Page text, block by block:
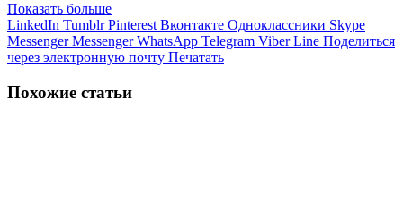
Показать больше
LinkedIn Tumblr Pinterest Вконтакте Одноклассники Skype
Messenger Messenger WhatsApp Telegram Viber Line Поделиться
через электронную почту Печатать
Похожие статьи